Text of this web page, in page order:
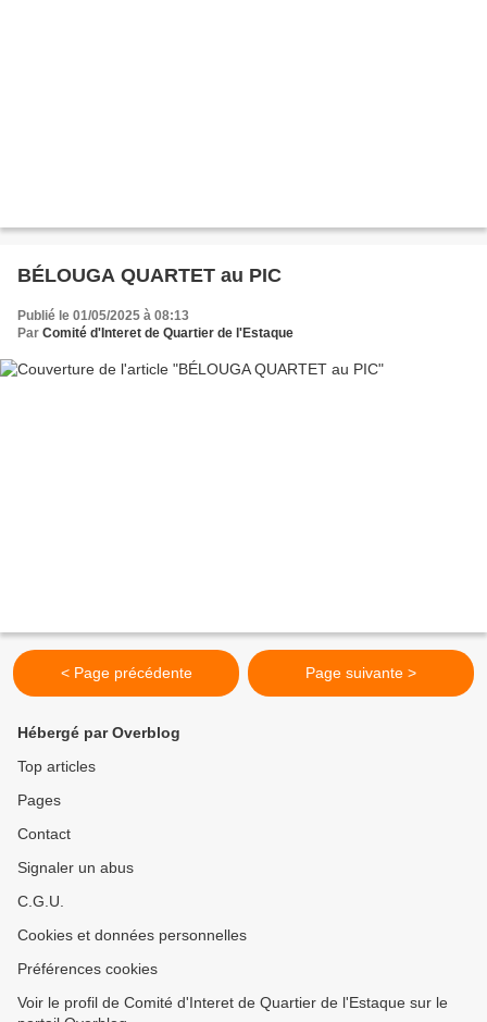
BÉLOUGA QUARTET au PIC
Publié le 01/05/2025 à 08:13
Par Comité d'Interet de Quartier de l'Estaque
< Page précédente Page suivante >
Hébergé par Overblog
Top articles
Pages
Contact
Signaler un abus
C.G.U.
Cookies et données personnelles
Préférences cookies
Voir le profil de Comité d'Interet de Quartier de l'Estaque sur le